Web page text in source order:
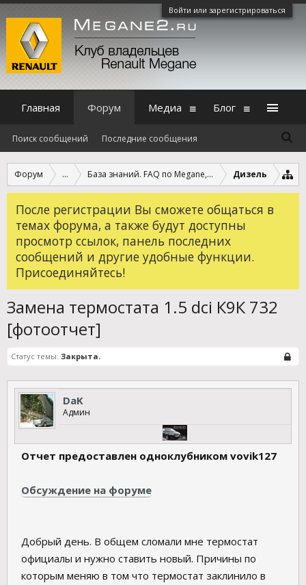
Войти или зарегистрироваться
Форум ... База знаний. FAQ по Megane, Scenic и Fluence.
Дизель
После регистрации Вы сможете общаться в
темах форума, а также будут доступны
просмотр ссылок, панель последних
сообщений и другие удобные функции.
Присоединяйтесь!
Замена термостата 1.5 dci К9К 732
[фотоотчет]
Статус темы: Закрыта.
DaK
Админ
Отчет предоставлен одноклубником vovik127
Обсуждение на форуме
Добрый день. В общем сломали мне термостат
официалы и нужно ставить новый. Причины по
которым меняю в том что термостат заклинило в
Главная Форум
Поиск сообщений Последние сообщения
Медиа Блог